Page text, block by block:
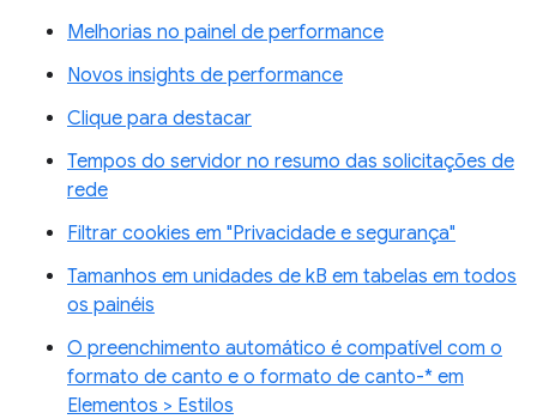
Melhorias no painel de performance
Novos insights de performance
Clique para destacar
Tempos do servidor no resumo das solicitações de
rede
Filtrar cookies em "Privacidade e segurança"
Tamanhos em unidades de kB em tabelas em todos
os painéis
O preenchimento automático é compatível com o
formato de canto e o formato de canto-* em
Elementos > Estilos